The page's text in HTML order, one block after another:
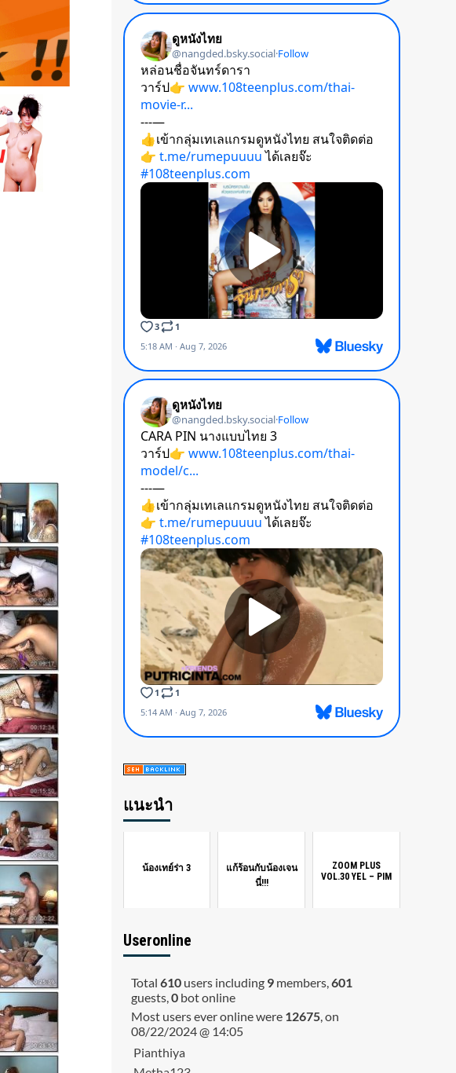
แนะนำ
น้องเทย์ร่า 3
แก้ร้อนกับน้องเจน
นี่!!!
ZOOM PLUS
VOL.30 YEL – PIM
Useronline
Total 610users including 9members,601
guests,0bot online
Most users ever online were 12675, on
08/22/2024 @ 14:05
Pianthiya